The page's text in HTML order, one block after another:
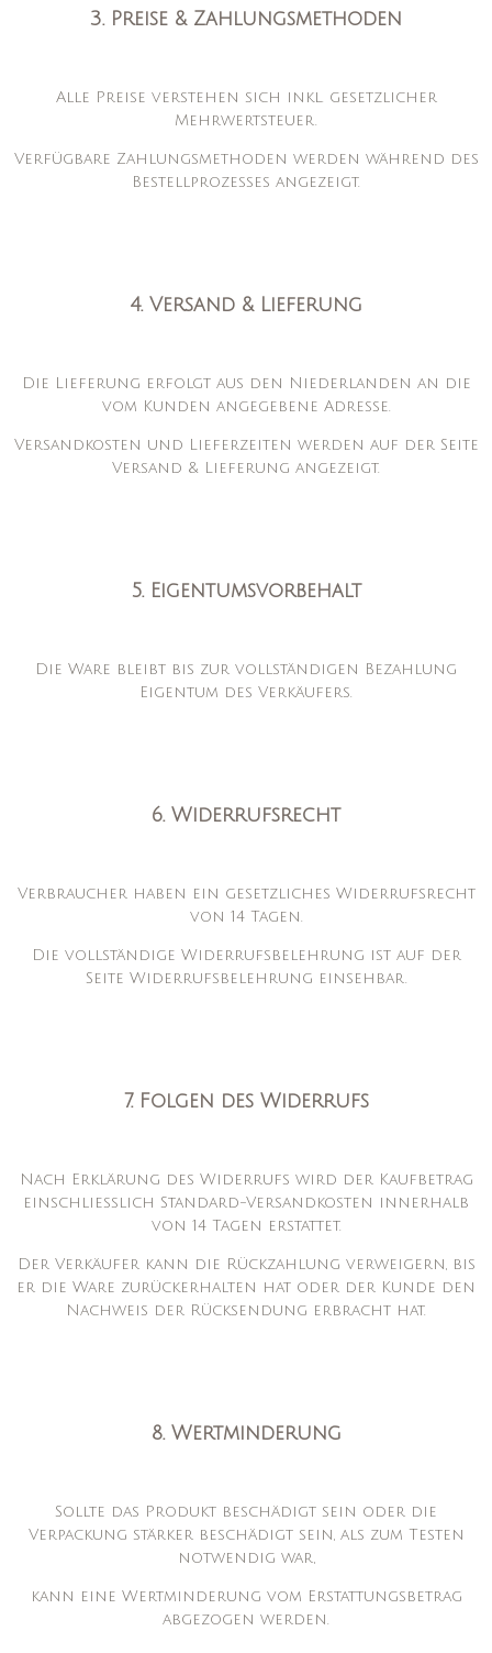
3. Preise & Zahlungsmethoden
Alle Preise verstehen sich inkl. gesetzlicher
Mehrwertsteuer.
Verfügbare Zahlungsmethoden werden während des
Bestellprozesses angezeigt.
4. Versand & Lieferung
Die Lieferung erfolgt aus den Niederlanden an die
vom Kunden angegebene Adresse.
Versandkosten und Lieferzeiten werden auf der Seite
Versand & Lieferung angezeigt.
5. Eigentumsvorbehalt
Die Ware bleibt bis zur vollständigen Bezahlung
Eigentum des Verkäufers.
6. Widerrufsrecht
Verbraucher haben ein gesetzliches Widerrufsrecht
von 14 Tagen.
Die vollständige Widerrufsbelehrung ist auf der
Seite Widerrufsbelehrung einsehbar.
7. Folgen des Widerrufs
Nach Erklärung des Widerrufs wird der Kaufbetrag
einschließlich Standard-Versandkosten innerhalb
von 14 Tagen erstattet.
Der Verkäufer kann die Rückzahlung verweigern, bis
er die Ware zurückerhalten hat oder der Kunde den
Nachweis der Rücksendung erbracht hat.
8. Wertminderung
Sollte das Produkt beschädigt sein oder die
Verpackung stärker beschädigt sein, als zum Testen
notwendig war,
kann eine Wertminderung vom Erstattungsbetrag
abgezogen werden.